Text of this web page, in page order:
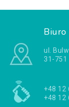
Biuro
ul.
31-751
+48 12
+48 12